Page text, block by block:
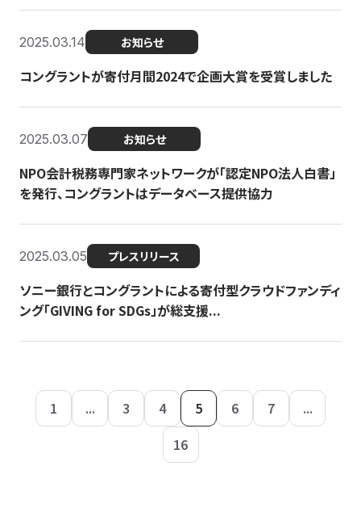
2025.03.14 お知らせ
コングラントが寄付月間2024で企画大賞を受賞しました
2025.03.07 お知らせ
NPO会計税務専門家ネットワークが「認定NPO法人白書」
を発行、コングラントはデータベース提供協力
2025.03.05 プレスリリース
ソニー銀行とコングラントによる寄付型クラウドファンディ
ング「GIVING for SDGs」が総支援...
1 ... 3 4 5 6 7
...
16